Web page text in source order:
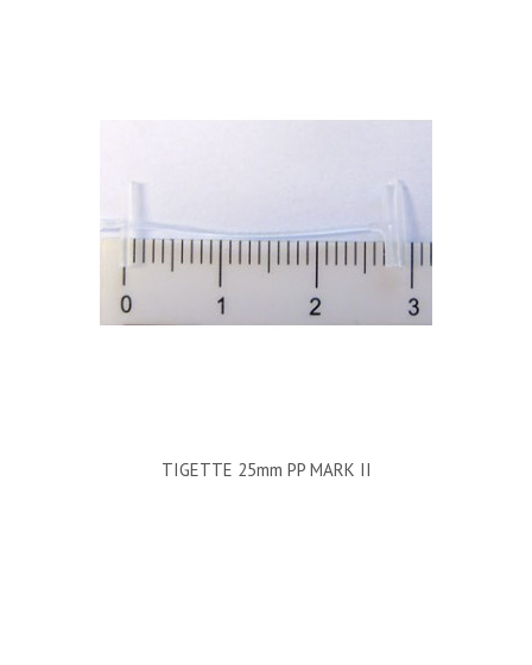
TIGETTE 25mm PP MARK II